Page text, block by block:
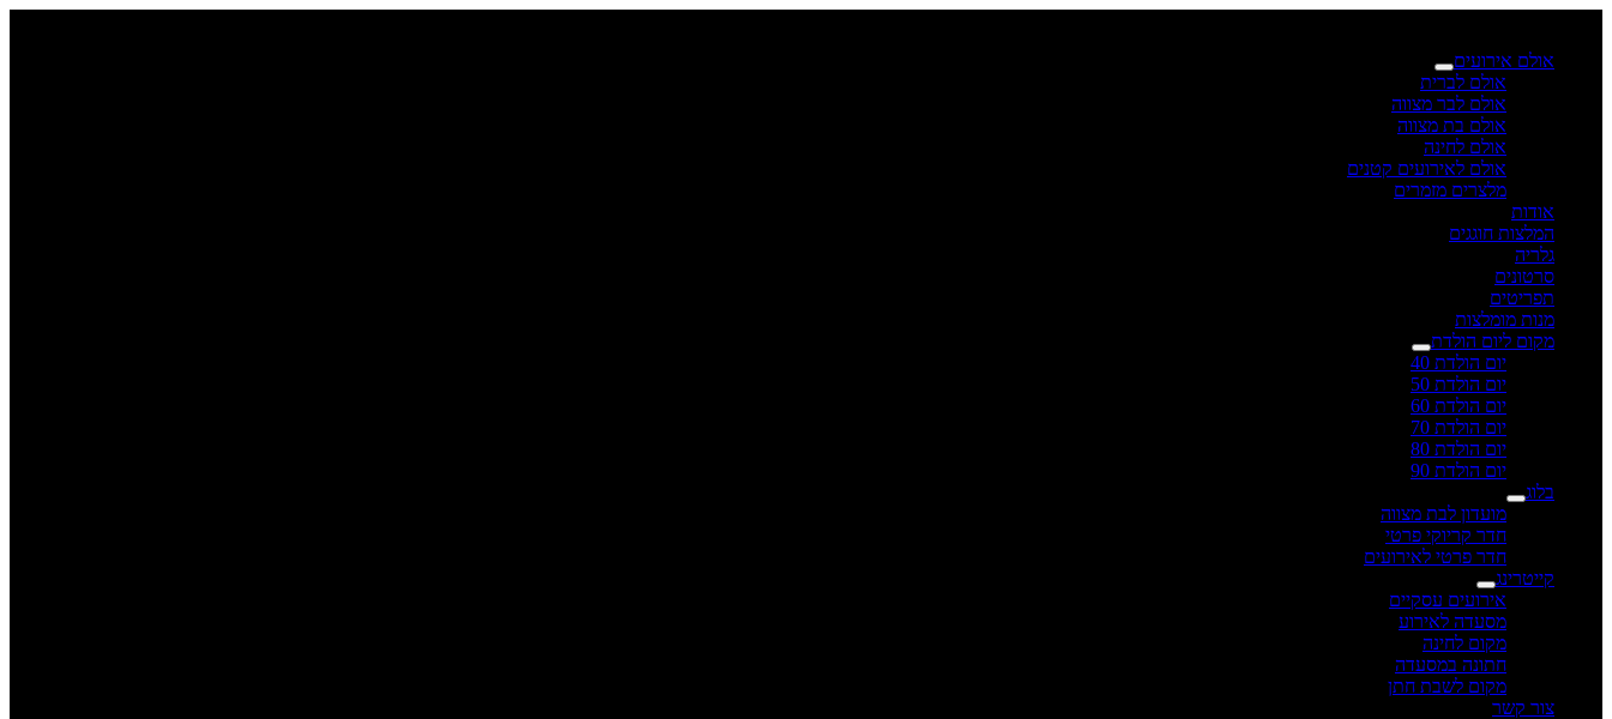
אולם אירועים
אולם לברית
אולם לבר מצווה
אולם בת מצווה
אולם לחינה
אולם לאירועים קטנים
מלצרים מזמרים
אודות
המלצות חוגגים
גלריה
סרטונים
תפריטים
מנות מומלצות
מקום ליום הולדת
יום הולדת 40
יום הולדת 50
יום הולדת 60
יום הולדת 70
יום הולדת 80
יום הולדת 90
בלוג
מועדון לבת מצווה
חדר קריוקי פרטי
חדר פרטי לאירועים
קייטרינג
אירועים עסקיים
מסעדה לאירוע
מקום לחינה
חתונה במסעדה
מקום לשבת חתן
צור קשר